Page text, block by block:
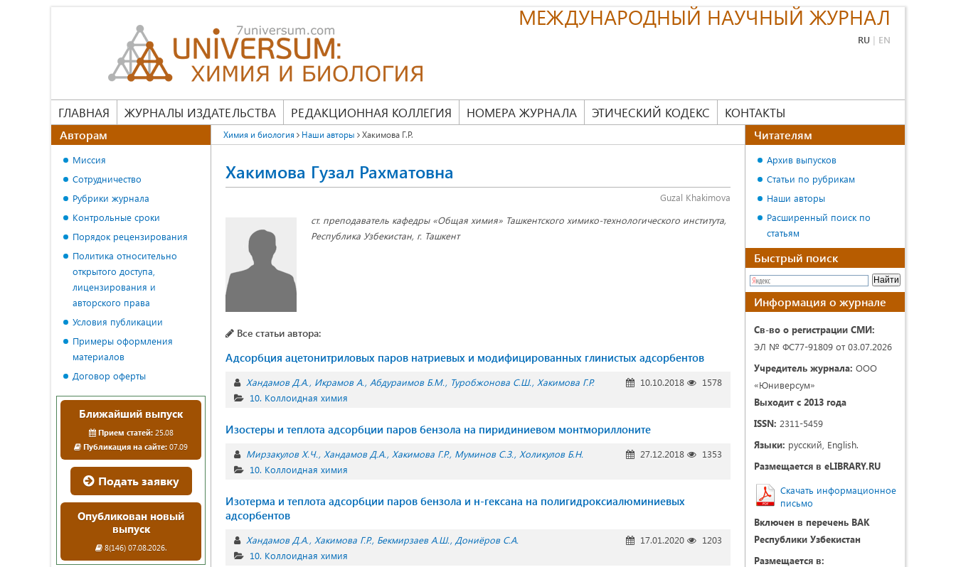
МЕЖДУНАРОДНЫЙ НАУЧНЫЙ ЖУРНАЛ
RU | EN
ГЛАВНАЯ ЖУРНАЛЫ ИЗДАТЕЛЬСТВА РЕДАКЦИОННАЯ КОЛЛЕГИЯ НОМЕРА ЖУРНАЛА ЭТИЧЕСКИЙ КОДЕКС КОНТАКТЫ
Химия и биология Наши авторы Хакимова Г.Р.
Хакимова Гузал Рахматовна
Guzal Khakimova
ст. преподаватель кафедры «Общая химия» Ташкентского химико-технологического института,
Республика Узбекистан, г. Ташкент
Все статьи автора:
Адсорбция ацетонитриловых паров натриевых и модифицированных глинистых адсорбентов
Хандамов Д.А. Икрамов А. Абдураимов Б.М. Туробжонова С.Ш. Хакимова Г.Р. 10.10.2018
1578
10. Коллоидная химия
Изостеры и теплота адсорбции паров бензола на пиридиниевом монтмориллоните
Мирзакулов Х.Ч. Хандамов Д.А. Хакимова Г.Р. Муминов С.З. Холикулов Б.Н. 27.12.2018
1353
10. Коллоидная химия
Изотерма и теплота адсорбции паров бензола и н-гексана на полигидроксиалюминиевых
адсорбентов
Хандамов Д.А. Хакимова Г.Р. Бекмирзаев А.Ш. Дониёров С.А. 17.01.2020
1203
10. Коллоидная химия
Авторам
Миссия
Сотрудничество
Рубрики журнала
Контрольные сроки
Порядок рецензирования
Политика относительно
открытого доступа,
лицензирования и
авторского права
Условия публикации
Примеры оформления
материалов
Договор оферты
Ближайший выпуск
Прием статей:25.08
Публикация на сайте: 07.09
Подать заявку
Опубликован новый
выпуск
8(146) 07.08.2026.
Читателям
Архив выпусков
Статьи по рубрикам
Наши авторы
Расширенный поиск по
статьям
Быстрый поиск
Информация о журнале
Св-во о регистрации СМИ:
ЭЛ № ФС77-91809 от 03.07.2026
Учредитель журнала: ООО
«Юниверсум»
Выходит с 2013 года
ISSN: 2311-5459
Языки: русский, English.
Размещается в eLIBRARY.RU
Скачать информационное
письмо
Включен в перечень ВАК
Республики Узбекистан
Размещается в: